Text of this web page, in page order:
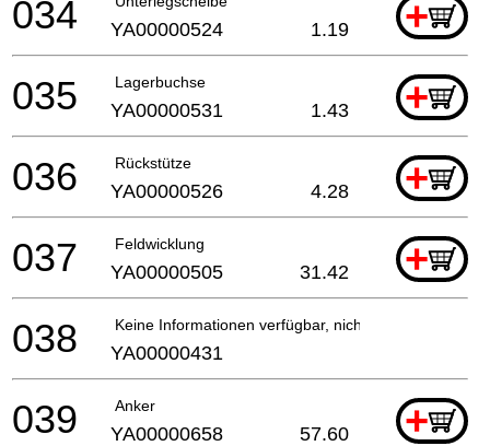
+
034 YA00000524 1.19
Lagerbuchse +
035 YA00000531 1.43
Rückstütze +
036 YA00000526 4.28
Feldwicklung +
037 YA00000505 31.42
Keine Informationen verfügbar, nicht bestellbar
038 YA00000431
Anker +
039 YA00000658 57.60